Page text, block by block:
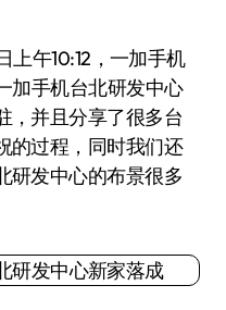
加手机台北研发中心
，并且分享了很多台
的过程，同时我们还
研发中心的布景很多